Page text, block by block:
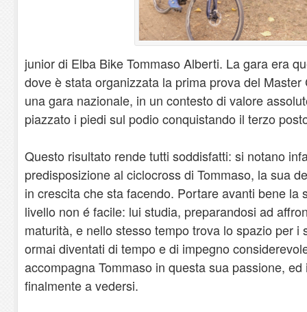
junior di Elba Bike Tommaso Alberti. La gara era
dove è stata organizzata la prima prova del
una gara nazionale, in un contesto di valore
piazzato i piedi sul podio conquistando il terzo
Questo risultato rende tutti soddisfatti: si notano
predisposizione al ciclocross di Tommaso, la sua
in crescita che sta facendo. Portare avanti bene la
livello non é facile: lui studia, preparandosi ad
maturità, e nello stesso tempo trova lo spazio per i
ormai diventati di tempo e di impegno
accompagna Tommaso in questa sua passione,
finalmente a vedersi.